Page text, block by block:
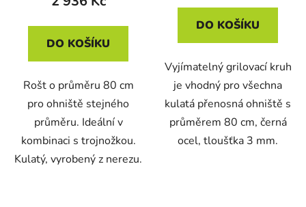
DO KOŠÍKU
Rošt o průměru 80 cm
pro ohniště stejného
průměru. Ideální v
kombinaci s trojnožkou.
Kulatý, vyrobený z nerezu.
DO KOŠÍKU
Vyjímatelný grilovací kruh
je vhodný pro všechna
kulatá přenosná ohniště s
průměrem 80 cm, černá
ocel, tloušťka 3 mm.